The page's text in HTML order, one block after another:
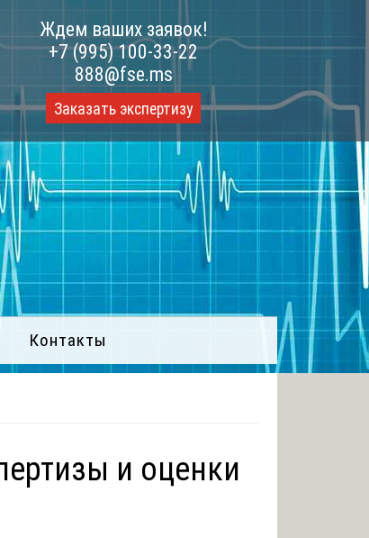
Ждем ваших заявок!
+7 (995) 100-33-22
888@fse.ms
Заказать экспертизу
Контакты
и оценки